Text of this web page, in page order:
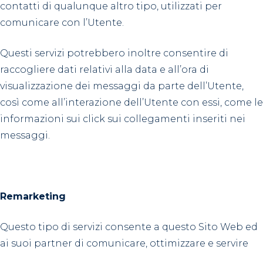
contatti di qualunque altro tipo, utilizzati per
comunicare con l’Utente.
Questi servizi potrebbero inoltre consentire di
raccogliere dati relativi alla data e all’ora di
visualizzazione dei messaggi da parte dell’Utente,
così come all’interazione dell’Utente con essi, come le
informazioni sui click sui collegamenti inseriti nei
messaggi.
Remarketing
Questo tipo di servizi consente a questo Sito Web ed
ai suoi partner di comunicare, ottimizzare e servire